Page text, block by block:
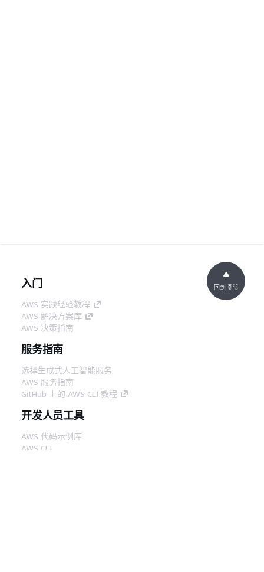
入门
AWS 实践经验教程
AWS 解决方案库
AWS 决策指南
服务指南
选择生成式人工智能服务
AWS 服务指南
GitHub 上的 AWS CLI 教程
开发人员工具
AWS 代码示例库
AWS CLI
回到顶部